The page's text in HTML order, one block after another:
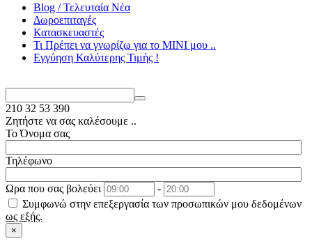
Blog / Τελευταία Νέα
Δωροεπιταγές
Κατασκευαστές
Τι Πρέπει να γνωρίζω για το MΙΝΙ μου ..
Εγγύηση Καλύτερης Τιμής !
210 32 53 390
Ζητήστε να σας καλέσουμε ..
Το Όνομα σας
Τηλέφωνο
Ωρα που σας βολεύει
-
Συμφωνώ στην επεξεργασία των προσωπικών μου δεδομένων
ως εξής.
×